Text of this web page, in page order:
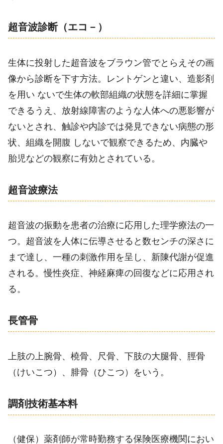
超音波診断（エコ－）
生体に投射した超音波をブラウン管でとらえその画
像から診断を下す方法。レントゲンと違い、造影剤
を用い ないで生体の軟部組織の状態を詳細に掌握
できるうえ、放射線障害のような人体への悪影響が
ないとされ、触診や内診では発見できない病態の形
状、組織を開腹 しないで観察できるため、内臓や
胎児などの観察に有効とされている。
超音波療法
超音波の振動を患者の治療に応用した理学療法の一
つ。超音波を人体に伝導させると数センチの深さに
まで達し、一種の刺激作用を呈し、新陳代謝が促進
される。慢性炎症、神経麻痺の回復などに応用され
る。
長管骨
上肢の上腕骨、橈骨、尺骨、下肢の大腿骨、脛骨
（けいこつ）、腓骨（ひこつ）をいう。
調剤技術基本料
（健保）薬剤師が常時勤務する保険医療機関におい